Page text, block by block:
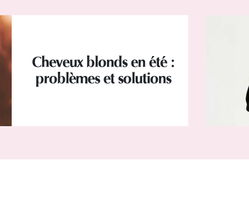
Cheveux blonds en été :
problèmes et solutions